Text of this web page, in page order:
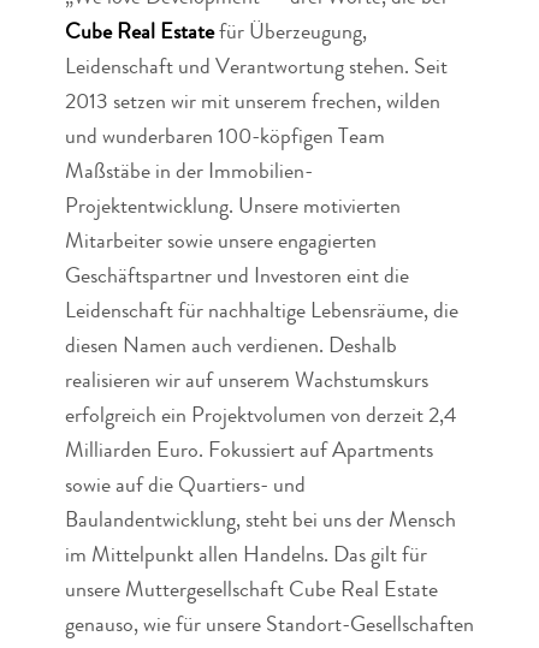
Cube Real Estatefür Überzeugung,
Leidenschaft und Verantwortung stehen. Seit
2013 setzen wir mit unserem frechen, wilden
und wunderbaren 100-köpfigen Team
Maßstäbe in der Immobilien-
Projektentwicklung. Unsere motivierten
Mitarbeiter sowie unsere engagierten
Geschäftspartner und Investoren eint die
Leidenschaft für nachhaltige Lebensräume, die
diesen Namen auch verdienen. Deshalb
realisieren wir auf unserem Wachstumskurs
erfolgreich ein Projektvolumen von derzeit 2,4
Milliarden Euro. Fokussiert auf Apartments
sowie auf die Quartiers- und
Baulandentwicklung, steht bei uns der Mensch
im Mittelpunkt allen Handelns. Das gilt für
unsere Muttergesellschaft Cube Real Estate
genauso, wie für unsere Standort-Gesellschaften